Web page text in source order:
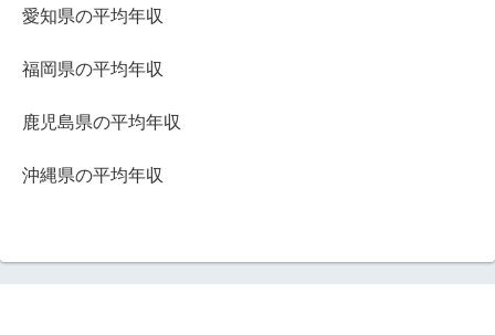
愛知県の平均年収
福岡県の平均年収
鹿児島県の平均年収
沖縄県の平均年収